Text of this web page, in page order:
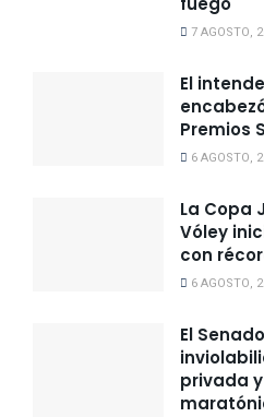
7 AGOSTO,
El
Premios
6 AGOSTO,
La Copa
Vóley
con
6 AGOSTO,
El
privada